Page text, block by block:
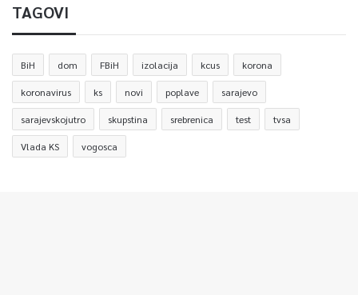
TAGOVI
BiH dom FBiH izolacija kcus korona
koronavirus ks novi poplave sarajevo
sarajevskojutro skupstina srebrenica test tvsa
Vlada KS vogosca